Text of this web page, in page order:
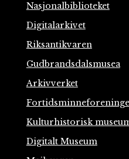
Nasjonalbiblioteket
Digitalarkivet
Riksantikvaren
Gudbrandsdalsmusea
Arkivverket
Kulturhistorisk
Digitalt Museum